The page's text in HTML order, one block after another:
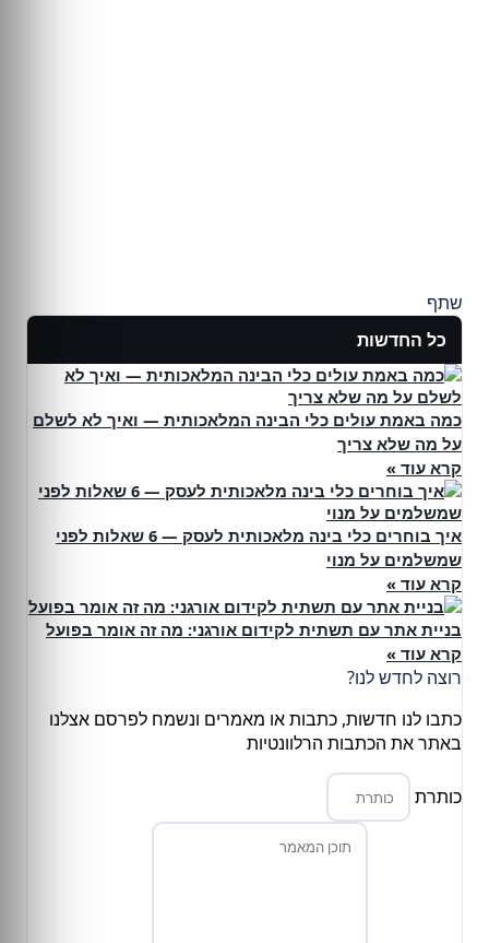
שתף
כל החדשות
כמה באמת עולים כלי הבינה המלאכותית — ואיך לא לשלם
על מה שלא צריך
קרא עוד »
איך בוחרים כלי בינה מלאכותית לעסק — 6 שאלות לפני
שמשלמים על מנוי
קרא עוד »
בניית אתר עם תשתית לקידום אורגני: מה זה אומר בפועל
קרא עוד »
רוצה לחדש לנו?
כתבו לנו חדשות, כתבות או מאמרים ונשמח לפרסם אצלנו
באתר את הכתבות הרלוונטיות
כותרת